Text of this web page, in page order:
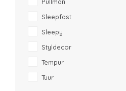
Pullman
Sleepfast
Sleepy
Styldecor
Tempur
Tuur